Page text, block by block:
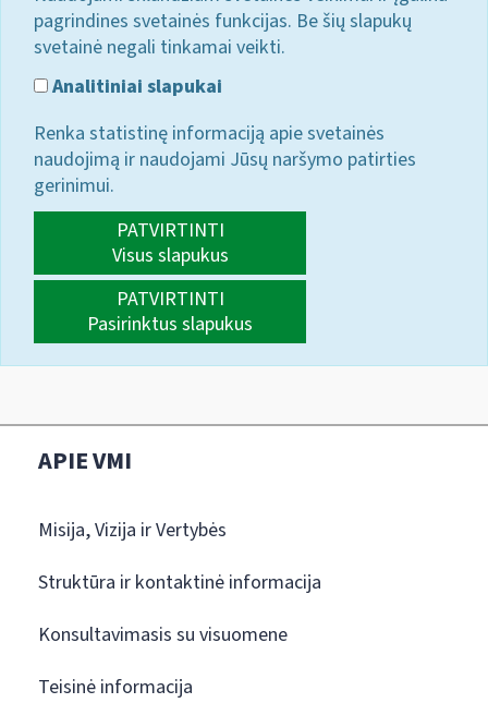
pagrindines svetainės funkcijas. Be šių slapukų
svetainė negali tinkamai veikti.
Analitiniai slapukai
Renka statistinę informaciją apie svetainės
naudojimą ir naudojami Jūsų naršymo patirties
gerinimui.
PATVIRTINTI
Visus slapukus
PATVIRTINTI
Pasirinktus slapukus
APIE VMI
Misija, Vizija ir Vertybės
Struktūra ir kontaktinė informacija
Konsultavimasis su visuomene
Teisinė informacija